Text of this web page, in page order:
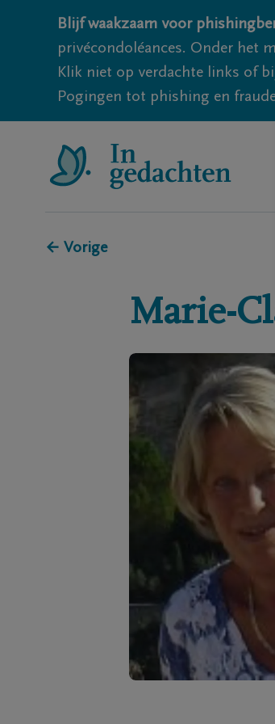
Blijf waakzaam voor
privécondoléances. Onder het
Klik niet op verdachte links of
Pogingen tot phishing en
← Vorige
Marie-